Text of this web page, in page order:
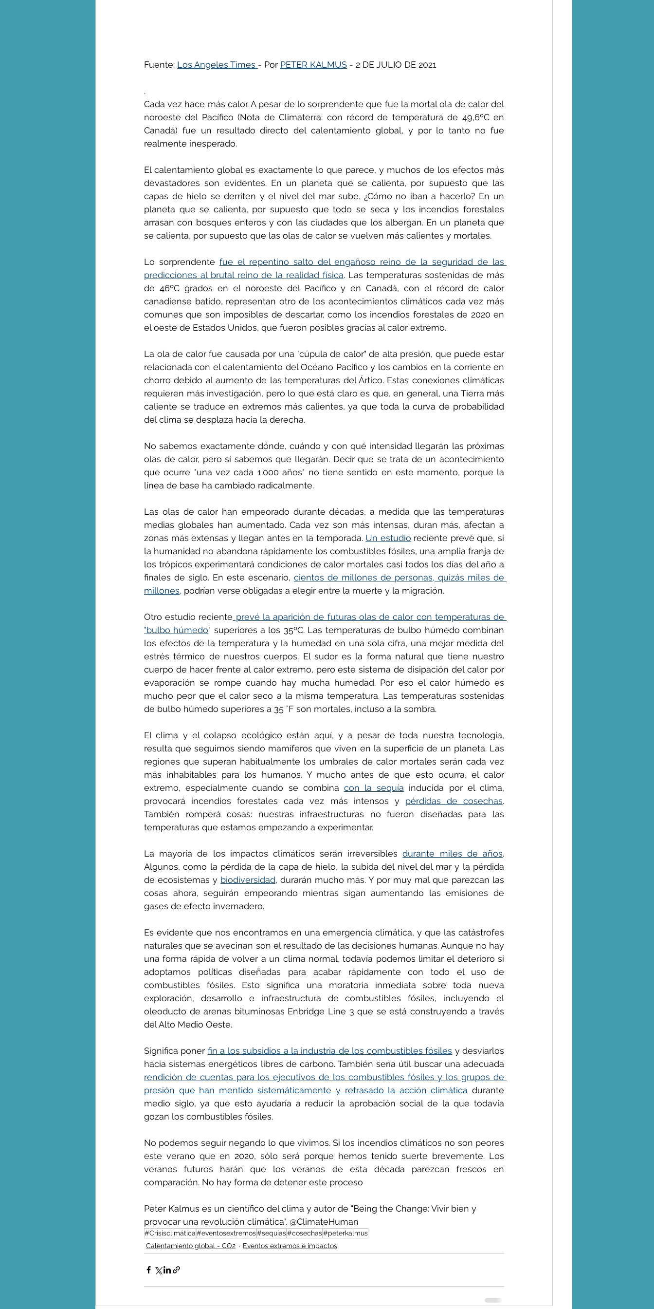
Fuente: Los Angeles Times - Por PETER KALMUS - 2 DE JULIO DE 2021
.
Cada vez hace más calor. A pesar de lo sorprendente que fue la mortal ola de calor del
noroeste del Pacífico (Nota de Climaterra: con récord de temperatura de 49,6ºC en
Canadá) fue un resultado directo del calentamiento global, y por lo tanto no fue
realmente inesperado.
El calentamiento global es exactamente lo que parece, y muchos de los efectos más
devastadores son evidentes. En un planeta que se calienta, por supuesto que las
capas de hielo se derriten y el nivel del mar sube. ¿Cómo no iban a hacerlo? En un
planeta que se calienta, por supuesto que todo se seca y los incendios forestales
arrasan con bosques enteros y con las ciudades que los albergan. En un planeta que
se calienta, por supuesto que las olas de calor se vuelven más calientes y mortales.
Lo sorprendente fue el repentino salto del engañoso reino de la seguridad de las
predicciones al brutal reino de la realidad física. Las temperaturas sostenidas de más
de 46ºC grados en el noroeste del Pacífico y en Canadá, con el récord de calor
canadiense batido, representan otro de los acontecimientos climáticos cada vez más
comunes que son imposibles de descartar, como los incendios forestales de 2020 en
el oeste de Estados Unidos, que fueron posibles gracias al calor extremo.
La ola de calor fue causada por una "cúpula de calor" de alta presión, que puede estar
relacionada con el calentamiento del Océano Pacífico y los cambios en la corriente en
chorro debido al aumento de las temperaturas del Ártico. Estas conexiones climáticas
requieren más investigación, pero lo que está claro es que, en general, una Tierra más
caliente se traduce en extremos más calientes, ya que toda la curva de probabilidad
del clima se desplaza hacia la derecha.
No sabemos exactamente dónde, cuándo y con qué intensidad llegarán las próximas
olas de calor, pero sí sabemos que llegarán. Decir que se trata de un acontecimiento
que ocurre "una vez cada 1.000 años" no tiene sentido en este momento, porque la
línea de base ha cambiado radicalmente.
Las olas de calor han empeorado durante décadas, a medida que las temperaturas
medias globales han aumentado. Cada vez son más intensas, duran más, afectan a
zonas más extensas y llegan antes en la temporada. Un estudio reciente prevé que, si
la humanidad no abandona rápidamente los combustibles fósiles, una amplia franja de
los trópicos experimentará condiciones de calor mortales casi todos los días del año a
finales de siglo. En este escenario, cientos de millones de personas, quizás miles de
millones, podrían verse obligadas a elegir entre la muerte y la migración.
Otro estudio reciente prevé la aparición de futuras olas de calor con temperaturas de
"bulbo húmedo" superiores a los 35ºC. Las temperaturas de bulbo húmedo combinan
los efectos de la temperatura y la humedad en una sola cifra, una mejor medida del
estrés térmico de nuestros cuerpos. El sudor es la forma natural que tiene nuestro
cuerpo de hacer frente al calor extremo, pero este sistema de disipación del calor por
evaporación se rompe cuando hay mucha humedad. Por eso el calor húmedo es
mucho peor que el calor seco a la misma temperatura. Las temperaturas sostenidas
de bulbo húmedo superiores a 35 °F son mortales, incluso a la sombra.
El clima y el colapso ecológico están aquí, y a pesar de toda nuestra tecnología,
resulta que seguimos siendo mamíferos que viven en la superficie de un planeta. Las
regiones que superan habitualmente los umbrales de calor mortales serán cada vez
más inhabitables para los humanos. Y mucho antes de que esto ocurra, el calor
extremo, especialmente cuando se combina con la sequía inducida por el clima,
provocará incendios forestales cada vez más intensos y pérdidas de cosechas.
También romperá cosas: nuestras infraestructuras no fueron diseñadas para las
temperaturas que estamos empezando a experimentar.
La mayoría de los impactos climáticos serán irreversibles durante miles de años.
Algunos, como la pérdida de la capa de hielo, la subida del nivel del mar y la pérdida
de ecosistemas y biodiversidad, durarán mucho más. Y por muy mal que parezcan las
cosas ahora, seguirán empeorando mientras sigan aumentando las emisiones de
gases de efecto invernadero.
Es evidente que nos encontramos en una emergencia climática, y que las catástrofes
naturales que se avecinan son el resultado de las decisiones humanas. Aunque no hay
una forma rápida de volver a un clima normal, todavía podemos limitar el deterioro si
adoptamos políticas diseñadas para acabar rápidamente con todo el uso de
combustibles fósiles. Esto significa una moratoria inmediata sobre toda nueva
exploración, desarrollo e infraestructura de combustibles fósiles, incluyendo el
oleoducto de arenas bituminosas Enbridge Line 3 que se está construyendo a través
del Alto Medio Oeste.
Significa poner fin a los subsidios a la industria de los combustibles fósiles y desviarlos
rendición de cuentas para los ejecutivos de los combustibles fósiles y los grupos de
presión que han mentido sistemáticamente y retrasado la acción climática durante
medio siglo, ya que esto ayudaría a reducir la aprobación social de la que todavía
gozan los combustibles fósiles.
No podemos seguir negando lo que vivimos. Si los incendios climáticos no son peores
este verano que en 2020, sólo será porque hemos tenido suerte brevemente. Los
veranos futuros harán que los veranos de esta década parezcan frescos en
comparación. No hay forma de detener este proceso
Peter Kalmus es un científico del clima y autor de "Being the Change: Vivir bien y
provocar una revolución climática". @ClimateHuman
#Crisisclimática#eventosextremos#sequías#cosechas#peterkalmus
Calentamiento global - CO2
Eventos extremos e impactos